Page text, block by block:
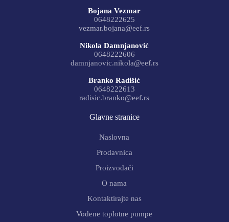
Bojana Vezmar
0648222625
vezmar.bojana@eef.rs
Nikola Damnjanović
0648222606
damnjanovic.nikola@eef.rs
Branko Radišić
0648222613
radisic.branko@eef.rs
Glavne stranice
Naslovna
Prodavnica
Proizvođači
O nama
Kontaktirajte nas
Vodene toplotne pumpe